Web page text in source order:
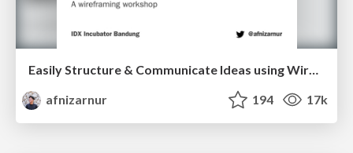
Easily Structure & Communicate Ideas using Wireframe
afnizarnur
194 17k